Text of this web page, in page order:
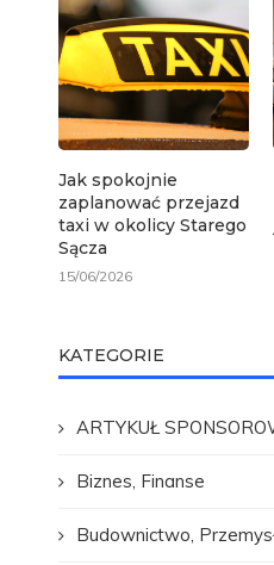
Jak spokojnie
zaplanować przejazd
taxi w okolicy Starego
Sącza
15/06/2026
KATEGORIE
ARTYKUŁ
Biznes, Finanse
Budownictwo,